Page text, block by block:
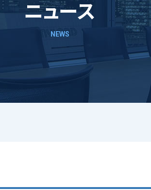
ニュース
NEWS